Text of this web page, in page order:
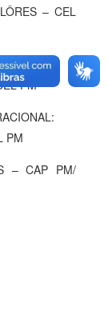
– CEL
PM
PM
– CAP PM/